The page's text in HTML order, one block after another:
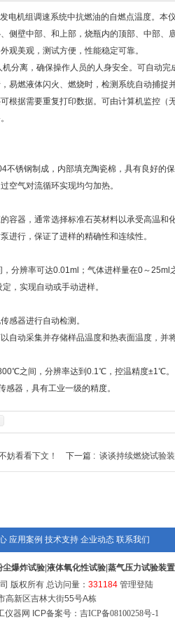
电机组调速系统中抗燃油的自燃点温度。本
侧壁中部、和上部，烧瓶内的顶部、中部
观美观，测试方便，性能稳定可靠。
离，确保操作人员的人身安全。可自动完
易燃液体闪火、燃烧时，检测系统自动捕捉
根据需要重复打印数据。可由计算机监控（
锈钢制成，内部填充陶瓷棉，具有良好的保
气对流循环实现均匀加热。
器，通常选择标准石英材料以承受高温和化
行，保证了进样的精确性和连续性。
辨率可达0.01ml；气体进样量在0～25ml
，实现自动或手动进样。
器进行自动检测。
动采集并存储样品温度和热表面温度，并
之间，分辨率达到0.1℃，控温精度±1℃。
器，具有工业一级的精度。
妨看看下文！ 下一篇 : 谈谈持续燃烧试验
应用案例 技术支持 企业动态 联系我们
尘爆炸试验 液体氧化性试验 蒸气压力试验装置
版权所有 总访问量： 331184 管理登陆
高新区吉林大街55号A栋
仪器网 ICP备案号： 吉ICP备08100258号-1